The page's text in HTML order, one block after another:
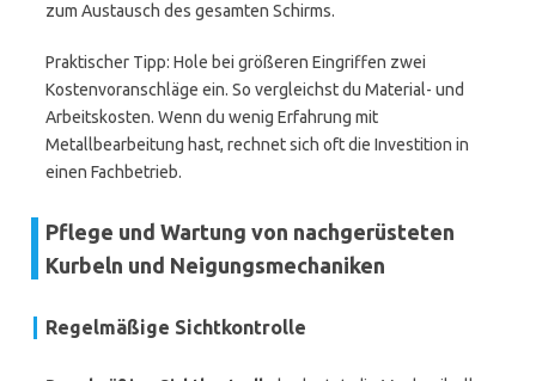
zum Austausch des gesamten Schirms.
Praktischer Tipp: Hole bei größeren Eingriffen zwei
Kostenvoranschläge ein. So vergleichst du Material- und
Arbeitskosten. Wenn du wenig Erfahrung mit
Metallbearbeitung hast, rechnet sich oft die Investition in
einen Fachbetrieb.
Pflege und Wartung von nachgerüsteten
Kurbeln und Neigungsmechaniken
Regelmäßige Sichtkontrolle